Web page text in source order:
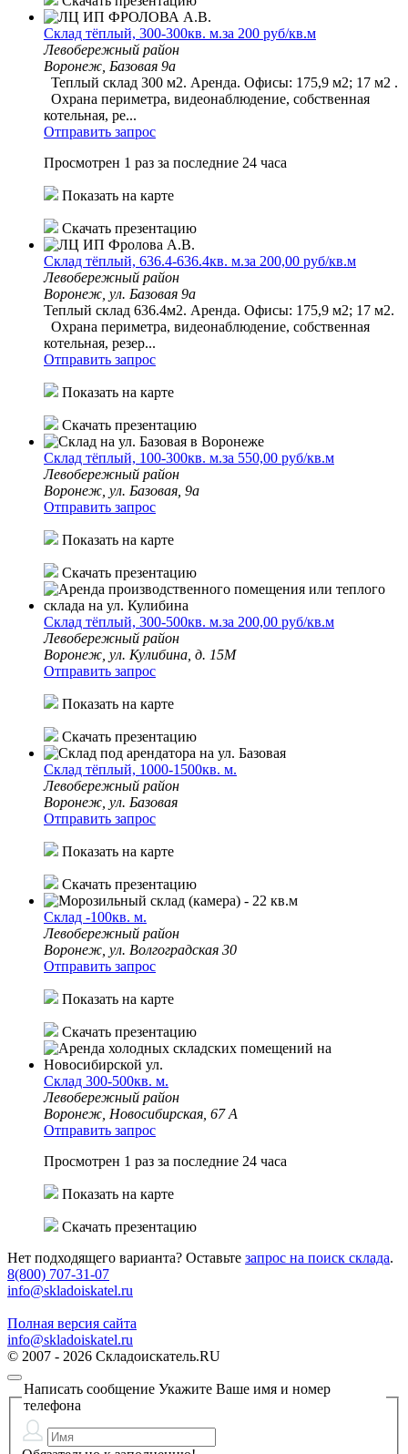
Склад тёплый, 300-300кв. м.за 200 руб/кв.м
Левобережный район
Воронеж, Базовая 9а
Теплый склад 300 м2. Аренда. Офисы: 175,9 м2; 17 м2 .
Охрана периметра, видеонаблюдение, собственная
котельная, ре...
Отправить запрос
Просмотрен 1 раз за последние 24 часа
Показать на карте
Скачать презентацию
Склад тёплый, 636.4-636.4кв. м.за 200,00 руб/кв.м
Левобережный район
Воронеж, ул. Базовая 9а
Теплый склад 636.4м2. Аренда. Офисы: 175,9 м2; 17 м2.
Охрана периметра, видеонаблюдение, собственная
котельная, резер...
Отправить запрос
Показать на карте
Скачать презентацию
Склад тёплый, 100-300кв. м.за 550,00 руб/кв.м
Левобережный район
Воронеж, ул. Базовая, 9а
Отправить запрос
Показать на карте
Скачать презентацию
Склад тёплый, 300-500кв. м.за 200,00 руб/кв.м
Левобережный район
Воронеж, ул. Кулибина, д. 15М
Отправить запрос
Показать на карте
Скачать презентацию
Склад тёплый, 1000-1500кв. м.
Левобережный район
Воронеж, ул. Базовая
Отправить запрос
Показать на карте
Скачать презентацию
Склад -100кв. м.
Левобережный район
Воронеж, ул. Волгоградская 30
Отправить запрос
Показать на карте
Скачать презентацию
Склад 300-500кв. м.
Левобережный район
Воронеж, Новосибирская, 67 А
Отправить запрос
Просмотрен 1 раз за последние 24 часа
Показать на карте
Скачать презентацию
Нет подходящего варианта? Оставьте запрос на поиск склада.
8(800) 707-31-07
info@skladoiskatel.ru
Полная версия сайта
info@skladoiskatel.ru
© 2007 - 2026 Складоискатель.RU
Написать сообщение Укажите Ваше имя и номер
телефона